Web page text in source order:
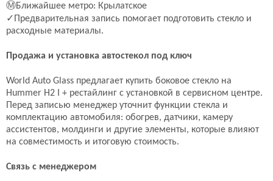
ⓂБлижайшее метро: Крылатское
✓
Предварительная запись помогает подготовить стекло и
расходные материалы.
Продажа и установка автостекол под ключ
World Auto Glass предлагает купить боковое стекло на
Hummer H2 I + рестайлинг с установкой в сервисном центре.
Перед записью менеджер уточнит функции стекла и
комплектацию автомобиля: обогрев, датчики, камеру
ассистентов, молдинги и другие элементы, которые влияют
на совместимость и итоговую стоимость.
Связь с менеджером